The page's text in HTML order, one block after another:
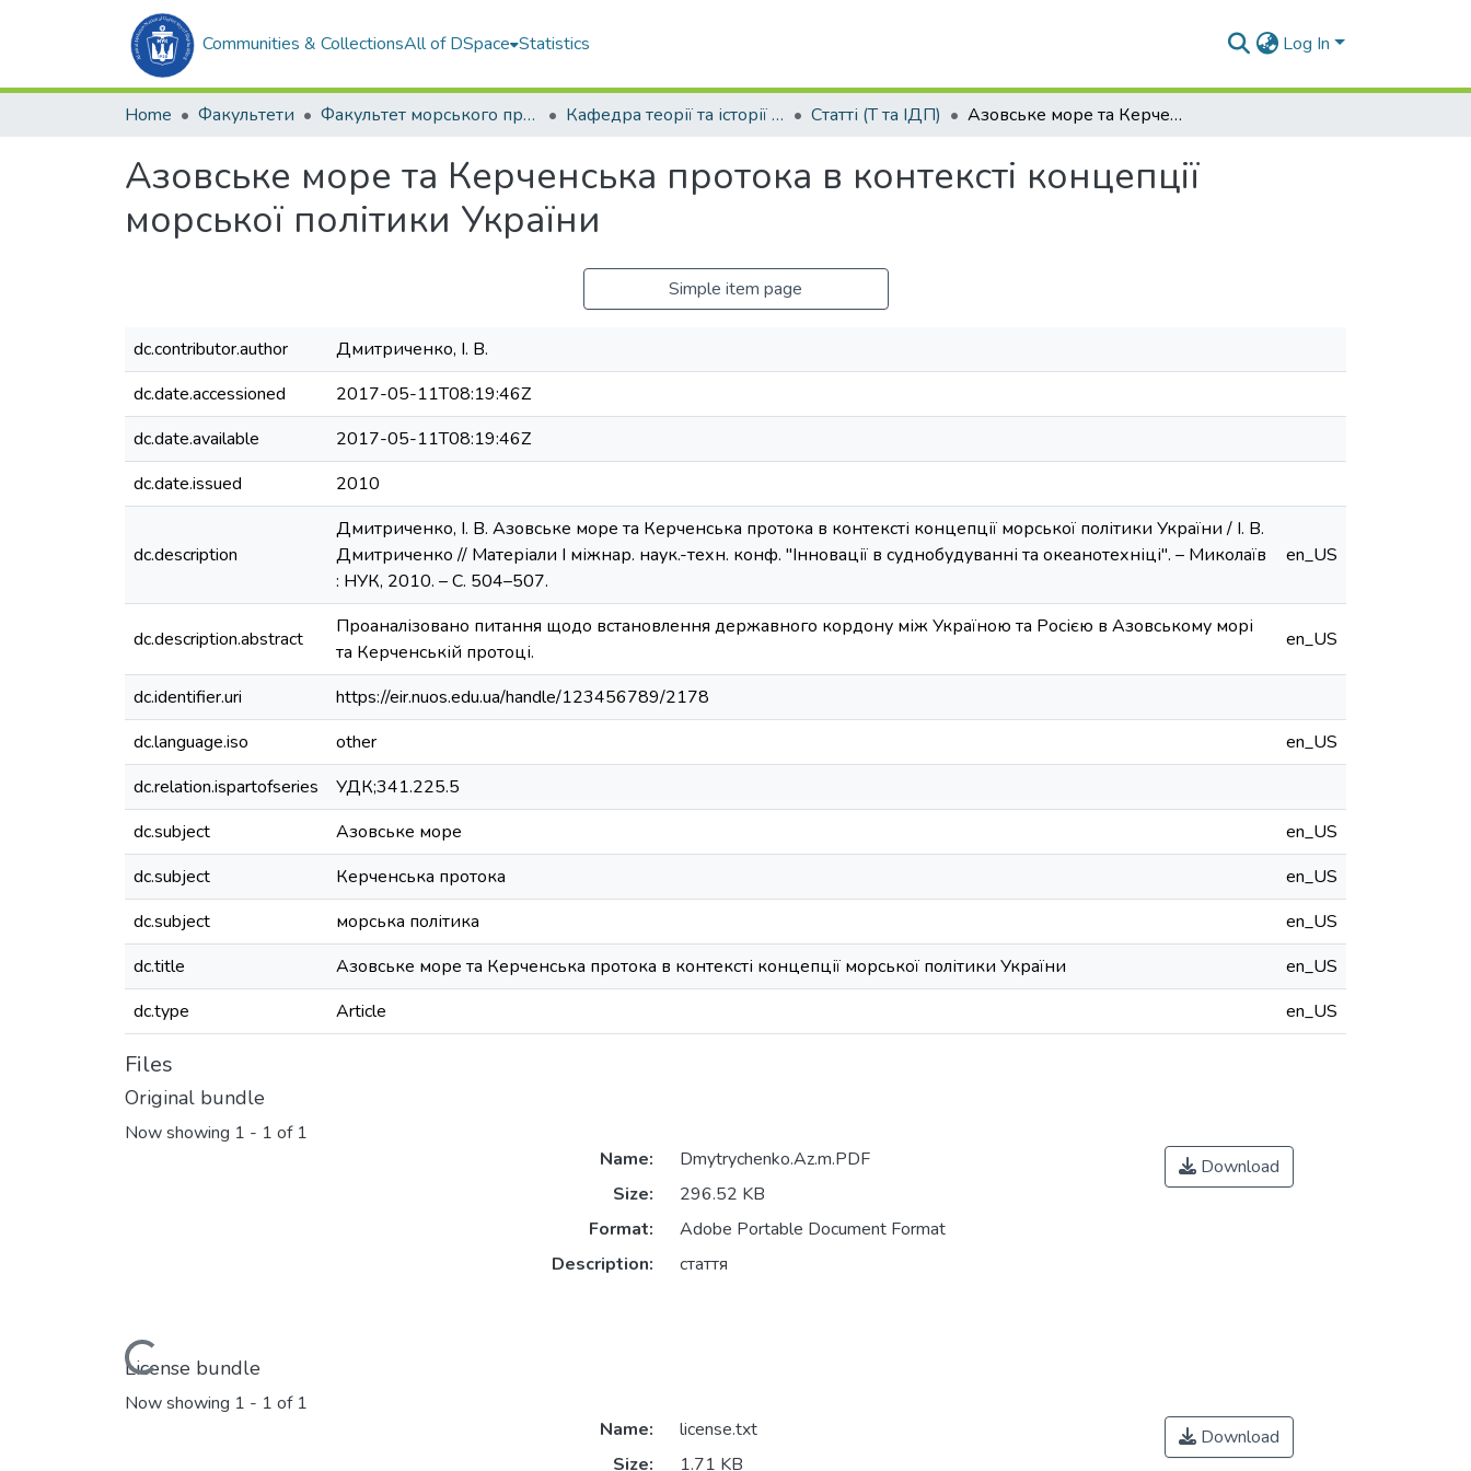
Communities & CollectionsAll of DSpace Statistics Log In
Home Факультети Факультет морського права (ФМП) Кафедра теорії та історії держави та права (Т та ІДП) Статті (Т та ІДП) Азовське море та Керченська протока в контексті концепції морської політики України
Азовське море та Керченська протока в контексті концепції
морської політики України
Simple item page
dc.contributor.author
Дмитриченко, І. В.
dc.date.accessioned
2017-05-11T08:19:46Z
dc.date.available
2017-05-11T08:19:46Z
dc.date.issued
2010
dc.description
Дмитриченко, І. В. Азовське море та Керченська протока в контексті концепції морської політики України / І. В.
Дмитриченко // Матеріали І міжнар. наук.-техн. конф. "Інновації в суднобудуванні та океанотехніці". – Миколаїв
: НУК, 2010. – С. 504–507.
en_US
dc.description.abstract
Проаналізовано питання щодо встановлення державного кордону між Україною та Росією в Азовському морі
та Керченській протоці.
en_US
dc.identifier.uri
https://eir.nuos.edu.ua/handle/123456789/2178
dc.language.iso
other
en_US
dc.relation.ispartofseries
УДК;341.225.5
dc.subject
Азовське море
en_US
dc.subject
Керченська протока
en_US
dc.subject
морська політика
en_US
dc.title
Азовське море та Керченська протока в контексті концепції морської політики України
en_US
dc.type
Article en_US
Files
Original bundle
Now showing 1 - 1 of 1
Loading...
Name:
Dmytrychenko.Az.m.PDF
Size:
296.52 KB
Format:
Adobe Portable Document Format
Description:
стаття
Download
License bundle
Now showing 1 - 1 of 1
Name:
license.txt
Size:
1.71 KB
Download